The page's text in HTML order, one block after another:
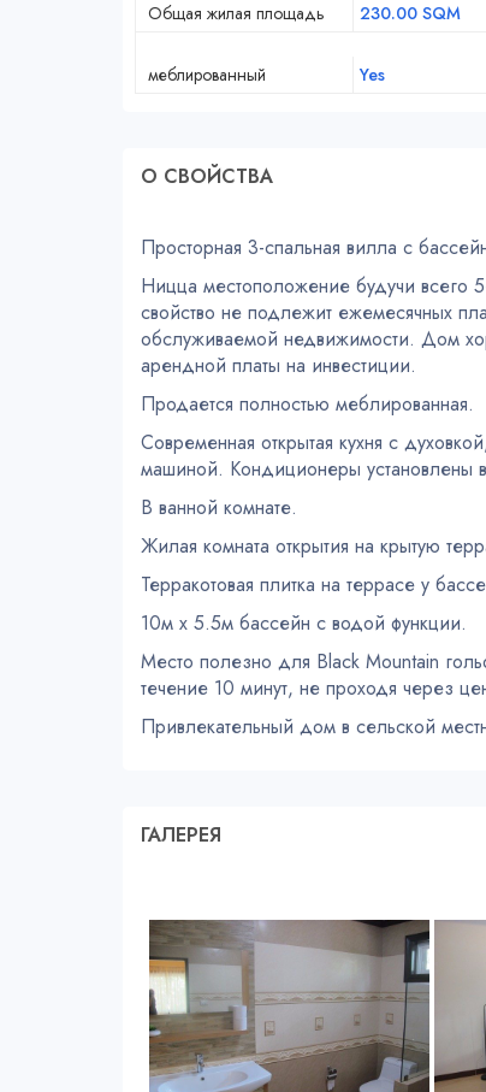
Общая жилая площадь
230.00 SQM
меблированный Yes
О СВОЙСТВA
Просторная 3-спальная вилла с
Ницца местоположение будучи всего
свойство не подлежит ежемесячных
обслуживаемой недвижимости. Дом
арендной платы на инвестиции.
Продается полностью меблированная.
Современная открытая кухня с
машиной. Кондиционеры установлены
В ванной комнате.
Жилая комната открытия на крытую
Терракотовая плитка на террасе у
10м х 5.5м бассейн с водой функции.
Место полезно для Black Mountain
течение 10 минут, не проходя через
Привлекательный дом в сельской
ГАЛЕРЕЯ